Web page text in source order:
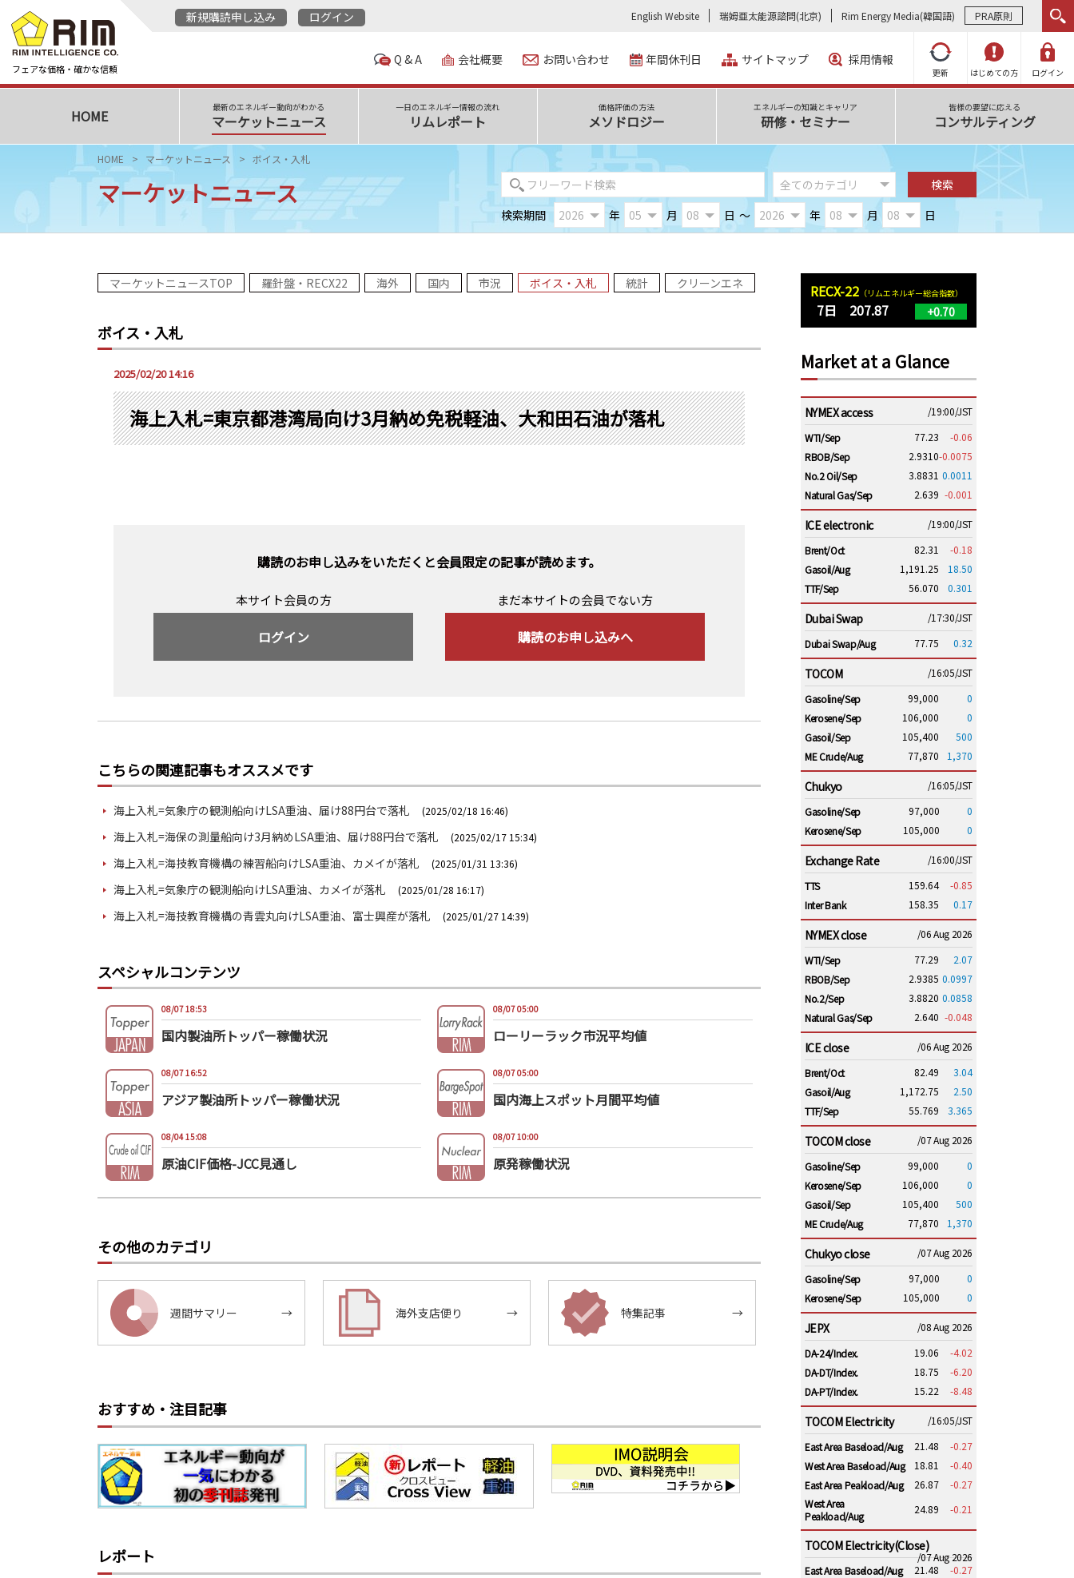
フェアな価格・確かな信頼
新規購読申し込み ログイン English Website 瑞姆亜太能源諮問(北京) Rim Energy Media(韓国語) PRA原則
更新 はじめての方 ログイン
Q & A 会社概要 お問い合わせ 年間休刊日 サイトマップ 採用情報
HOME 最新のエネルギー動向がわかる
マーケットニュース
一日のエネルギー情報の流れ
リムレポート
価格評価の方法
メソドロジー
エネルギーの知識とキャリア
研修・セミナー
皆様の要望に応える
コンサルティング
HOME マーケットニュース ボイス・入札
マーケットニュース
検索期間 年 月 日 ～ 年 月 日
マーケットニュースTOP 羅針盤・RECX22 海外 国内 市況 ボイス・入札 統計 クリーンエネ
ボイス・入札
2025/02/20 14:16
海上入札=東京都港湾局向け3月納め免税軽油、大和田石油が落札
購読のお申し込みをいただくと会員限定の記事が読めます。
本サイト会員の方
ログイン
まだ本サイトの会員でない方
購読のお申し込みへ
こちらの関連記事もオススメです
海上入札=気象庁の観測船向けLSA重油、届け88円台で落札 (2025/02/18 16:46)
海上入札=海保の測量船向け3月納めLSA重油、届け88円台で落札 (2025/02/17 15:34)
海上入札=海技教育機構の練習船向けLSA重油、カメイが落札 (2025/01/31 13:36)
海上入札=気象庁の観測船向けLSA重油、カメイが落札 (2025/01/28 16:17)
海上入札=海技教育機構の青雲丸向けLSA重油、富士興産が落札 (2025/01/27 14:39)
スペシャルコンテンツ
08/07 18:53
国内製油所トッパー稼働状況
08/07 05:00
ローリーラック市況平均値
08/07 16:52
アジア製油所トッパー稼働状況
08/07 05:00
国内海上スポット月間平均値
08/04 15:08
原油CIF価格-JCC見通し
08/07 10:00
原発稼働状況
その他のカテゴリ
週間サマリー → 海外支店便り → 特集記事 →
おすすめ・注目記事
レポート
RECX-22 （リムエネルギー総合指数）
7日 207.87 +0.70
Market at a Glance
NYMEX access
/19:00/JST
WTI/Sep
77.23
-0.06
RBOB/Sep
2.9310-0.0075
No.2 Oil/Sep
3.8831 0.0011
Natural Gas/Sep
2.639 -0.001
ICE electronic
/19:00/JST
Brent/Oct
82.31
-0.18
Gasoil/Aug
1,191.25
18.50
TTF/Sep
56.070 0.301
Dubai Swap
/17:30/JST
Dubai Swap/Aug
77.75 0.32
TOCOM
/16:05/JST
Gasoline/Sep
99,000
0
Kerosene/Sep
106,000
0
Gasoil/Sep
105,400
500
ME Crude/Aug
77,870 1,370
Chukyo
/16:05/JST
Gasoline/Sep
97,000
0
Kerosene/Sep
105,000 0
Exchange Rate
/16:00/JST
TTS
159.64
-0.85
Inter Bank
158.35 0.17
NYMEX close
/06 Aug 2026
WTI/Sep
77.29
2.07
RBOB/Sep
2.9385 0.0997
No.2/Sep
3.8820 0.0858
Natural Gas/Sep
2.640 -0.048
ICE close
/06 Aug 2026
Brent/Oct
82.49
3.04
Gasoil/Aug
1,172.75
2.50
TTF/Sep
55.769 3.365
TOCOM close
/07 Aug 2026
Gasoline/Sep
99,000
0
Kerosene/Sep
106,000
0
Gasoil/Sep
105,400
500
ME Crude/Aug
77,870 1,370
Chukyo close
/07 Aug 2026
Gasoline/Sep
97,000
0
Kerosene/Sep
105,000 0
JEPX
/08 Aug 2026
DA-24/Index.
19.06
-4.02
DA-DT/Index.
18.75
-6.20
DA-PT/Index.
15.22 -8.48
TOCOM Electricity
/16:05/JST
East Area Baseload/Aug
21.48
-0.27
West Area Baseload/Aug
18.81
-0.40
East Area Peakload/Aug
26.87
-0.27
West Area
Peakload/Aug
24.89 -0.21
TOCOM Electricity(Close)
/07 Aug 2026
East Area Baseload/Aug
21.48
-0.27